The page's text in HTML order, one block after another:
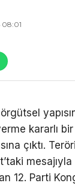
08:01
kararlı
çıktı.
12. Parti